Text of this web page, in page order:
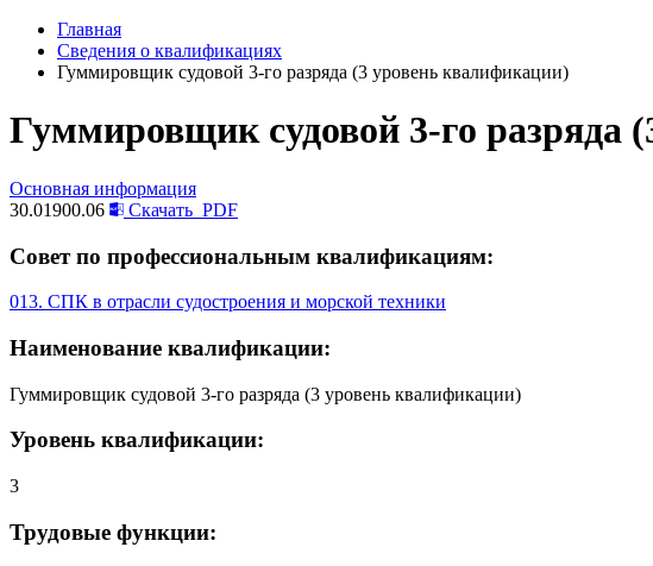
Главная
Сведения о квалификациях
Гуммировщик судовой 3-го разряда (3 уровень квалификации)
Гуммировщик судовой 3-го разряда
Основная информация
30.01900.06
Скачать PDF
Совет по профессиональным квалификациям:
013. СПК в отрасли судостроения и морской техники
Наименование квалификации:
Гуммировщик судовой 3-го разряда (3 уровень квалификации)
Уровень квалификации:
3
Трудовые функции: